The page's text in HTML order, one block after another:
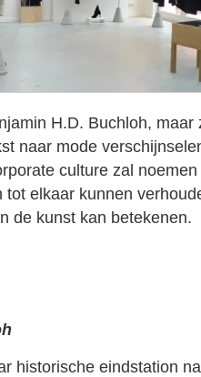
H.D. Buchloh, maar
naar mode
culture zal
tot elkaar kunnen
de kunst kan betekenen.
historische eindstation